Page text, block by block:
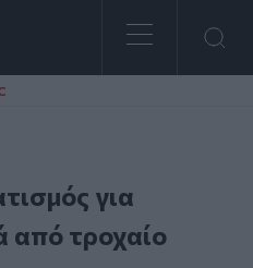
για
από τροχαίο